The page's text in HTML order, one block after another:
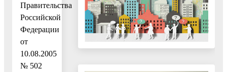
Правительства
Российской
Федерации
от
10.08.2005
№ 502